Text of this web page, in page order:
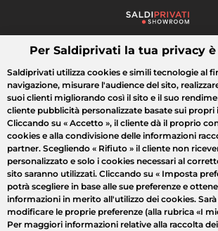
Cosa cerchi?
Tutte le vendite Moda Casa Bellezza
Per Saldiprivati la tua privacy
Saldiprivati utilizza cookies e simili tecnologie al
navigazione, misurare l'audience del sito,
suoi clienti migliorando così il sito e il suo
cliente pubblicità personalizzate basate sui propri
Cliccando su « Accetto », il cliente dà il proprio
cookies e alla condivisione delle informazioni
partner. Scegliendo « Rifiuto » il cliente non
personalizzato e solo i cookies necessari al
sito saranno utilizzati. Cliccando su « Imposta
potrà scegliere in base alle sue preferenze e
informazioni in merito all'utilizzo dei cookies.
modificare le proprie preferenze (alla rubrica «I
Per maggiori informazioni relative alla raccolta